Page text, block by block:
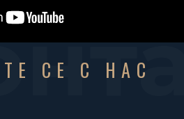
СЕ С НАС